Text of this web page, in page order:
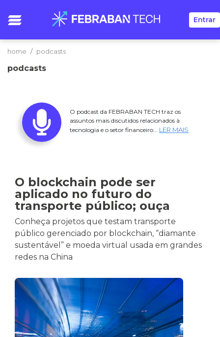
Entrar
home podcasts
podcasts
O podcast da FEBRABAN TECH traz os
assuntos mais discutidos relacionados à
tecnologia e o setor financeiro... LER MAIS
O blockchain pode ser
aplicado no futuro do
transporte público; ouça
Conheça projetos que testam transporte
público gerenciado por blockchain, “diamante
sustentável” e moeda virtual usada em grandes
redes na China